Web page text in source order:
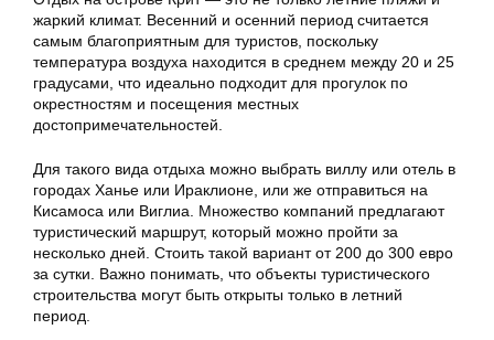
жаркий климат. Весенний и осенний период считается
самым благоприятным для туристов, поскольку
температура воздуха находится в среднем между 20 и 25
градусами, что идеально подходит для прогулок по
окрестностям и посещения местных
достопримечательностей.
Для такого вида отдыха можно выбрать виллу или отель в
городах Ханье или Ираклионе, или же отправиться на
Кисамоса или Виглиа. Множество компаний предлагают
туристический маршрут, который можно пройти за
несколько дней. Стоить такой вариант от 200 до 300 евро
за сутки. Важно понимать, что объекты туристического
строительства могут быть открыты только в летний
период.